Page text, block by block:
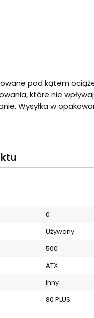
pod kątem
które nie
Wysyłka w
0
Używany
500
ATX
inny
80 PLUS